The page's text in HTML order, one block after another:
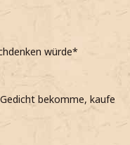
würde*
bekomme, kaufe